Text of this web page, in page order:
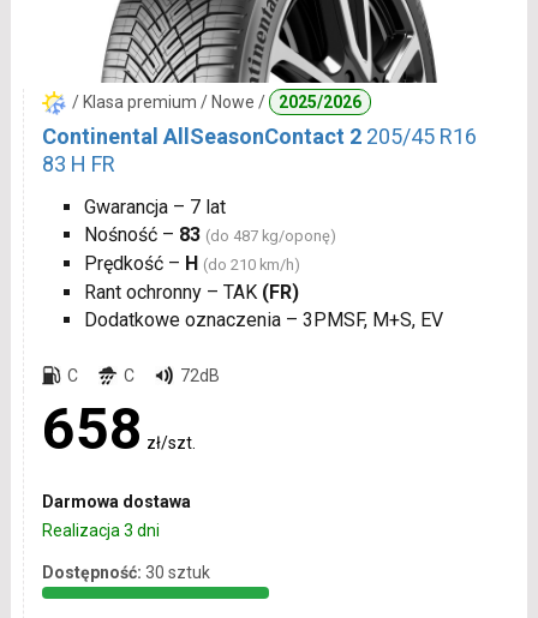
/ Klasa premium / Nowe / 2025/2026
Continental AllSeasonContact 2 205/45 R16
83 H FR
Gwarancja – 7 lat
Nośność – 83 (do 487 kg/oponę)
Prędkość – H (do 210 km/h)
Rant ochronny – TAK (FR)
Dodatkowe oznaczenia – 3PMSF, M+S, EV
C C 72dB
658 zł/szt.
Darmowa dostawa
Realizacja 3 dni
Dostępność: 30 sztuk